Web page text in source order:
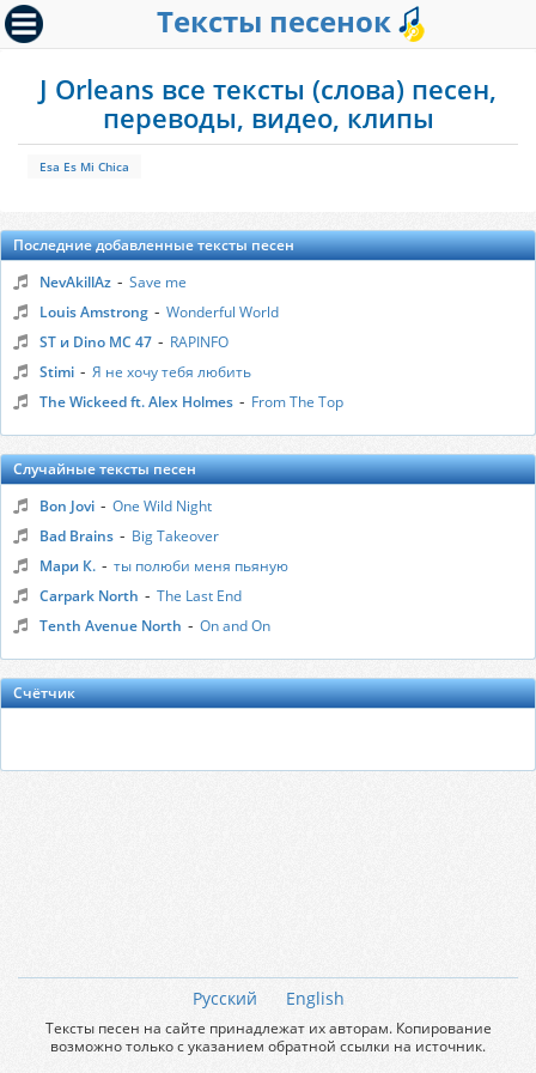
Тексты песенок
J Orleans все тексты (слова) песен,
переводы, видео, клипы
Esa Es Mi Chica
Последние добавленные тексты песен
NevAkillAz - Save me
Louis Amstrong - Wonderful World
ST и Dino MC 47 - RAPINFO
Stimi - Я не хочу тебя любить
The Wickeed ft. Alex Holmes - From The Top
Случайные тексты песен
Bon Jovi - One Wild Night
Bad Brains - Big Takeover
Мари К. - ты полюби меня пьяную
Carpark North - The Last End
Tenth Avenue North - On and On
Счётчик
Русский English
Тексты песен на сайте принадлежат их авторам. Копирование
возможно только с указанием обратной ссылки на источник.